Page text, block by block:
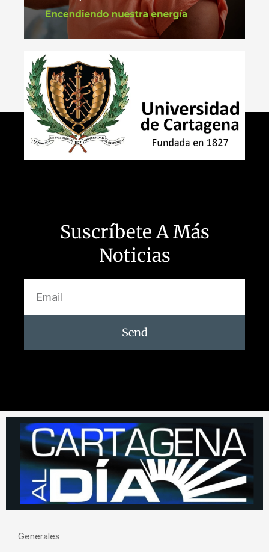
Suscríbete A Más
Noticias
Send
Generales